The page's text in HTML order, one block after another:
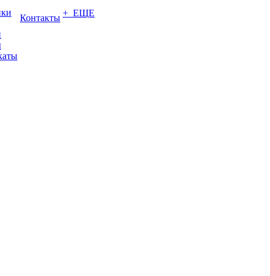
Контакты + ЕЩЕ